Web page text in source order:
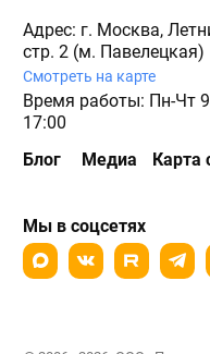
Адрес: г. Москва,
стр. 2 (м. Павелецкая)
Смотреть на карте
Время работы: Пн-Чт
17:00
Блог
Медиа Карта
Мы в соцсетях